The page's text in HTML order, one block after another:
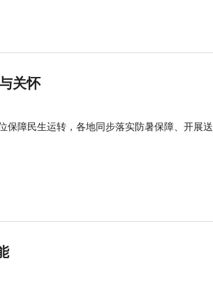
关怀
保障民生运转，各地同步落实防暑保障、开展